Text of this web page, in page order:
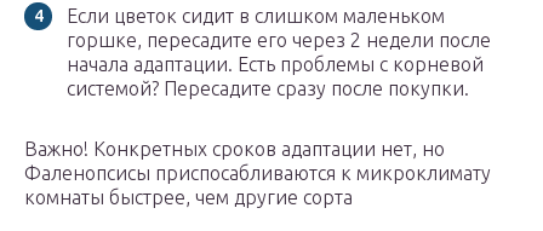
Если цветок сидит в слишком маленьком
горшке, пересадите его через 2 недели после
начала адаптации. Есть проблемы с корневой
системой? Пересадите сразу после покупки.
Важно! Конкретных сроков адаптации нет, но
Фаленопсисы приспосабливаются к микроклимату
комнаты быстрее, чем другие сорта